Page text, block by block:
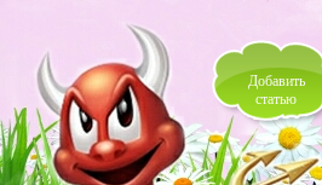
Добавить
статью